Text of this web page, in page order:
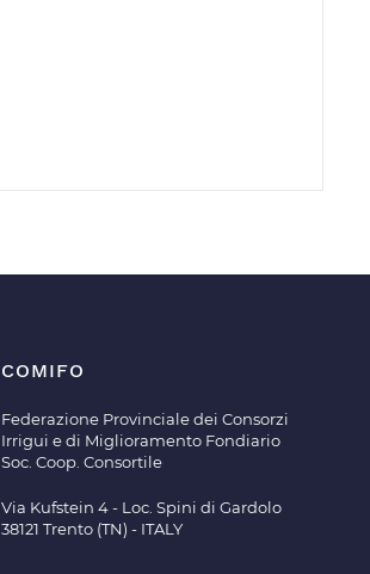
COMIFO
Federazione Provinciale dei Consorzi
Irrigui e di Miglioramento Fondiario
Soc. Coop. Consortile
Via Kufstein 4 - Loc. Spini di Gardolo
38121 Trento (TN) - ITALY